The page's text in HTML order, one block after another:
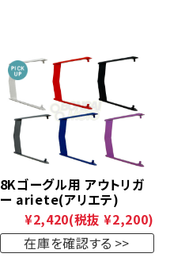
8Kゴーグル用 アウトリガ
ー ariete(アリエテ)
¥2,420(税抜 ¥2,200)
在庫を確認する